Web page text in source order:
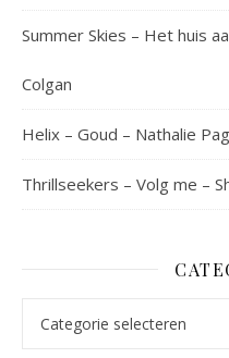
Summer Skies – Het huis
Colgan
Helix – Goud – Nathalie
Thrillseekers – Volg me –